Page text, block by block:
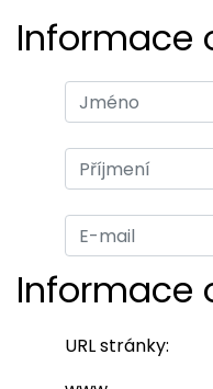
Informace
Informace
URL stránky: